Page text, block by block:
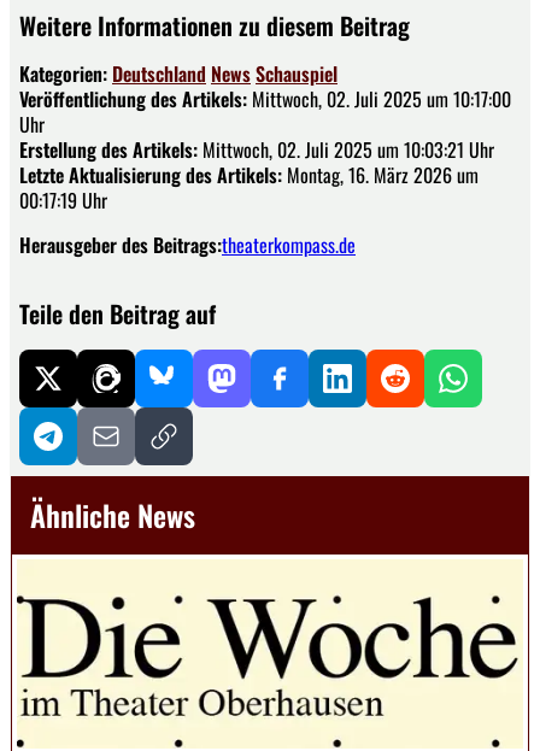
Weitere Informationen zu diesem Beitrag
Kategorien: Deutschland NewsSchauspiel
Veröffentlichung des Artikels: Mittwoch, 02. Juli 2025 um 10:17:00
Uhr
Erstellung des Artikels: Mittwoch, 02. Juli 2025 um 10:03:21 Uhr
Letzte Aktualisierung des Artikels: Montag, 16. März 2026 um
00:17:19 Uhr
Herausgeber des Beitrags:theaterkompass.de
Teile den Beitrag auf
Ähnliche News